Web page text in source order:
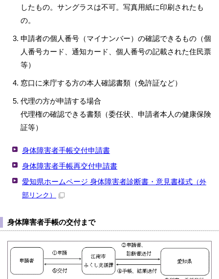
したもの。サングラスは不可。写真用紙に印刷されたも
の。
申請者の個人番号（マイナンバー）の確認できるもの（個
人番号カード、通知カード、個人番号の記載された住民票
等）
窓口に来庁する方の本人確認書類（免許証など）
代理の方が申請する場合
代理権の確認できる書類（委任状、申請者本人の健康保険
証等）
身体障害者手帳交付申請書
身体障害者手帳再交付申請書
愛知県ホームページ 身体障害者診断書・意見書様式 （外
部リンク）
身体障害者手帳の交付まで